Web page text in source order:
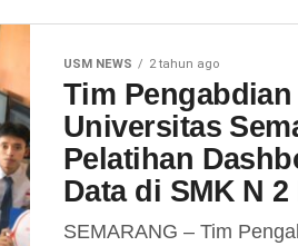
USM NEWS 2 tahun ago
Tim
Universitas
Pelatihan
Data di SMK N 2
SEMARANG – Tim